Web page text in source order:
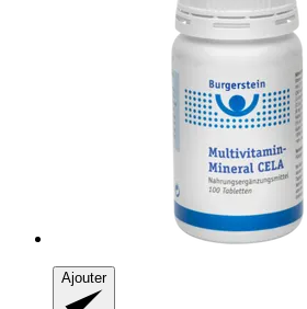
Ajouter